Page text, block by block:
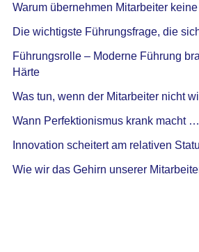
Warum übernehmen Mitarbeiter
Die wichtigste Führungsfrage, die
Führungsrolle – Moderne Führung
Härte
Was tun, wenn der Mitarbeiter nicht
Wann Perfektionismus krank macht …
Innovation scheitert am relativen
Wie wir das Gehirn unserer